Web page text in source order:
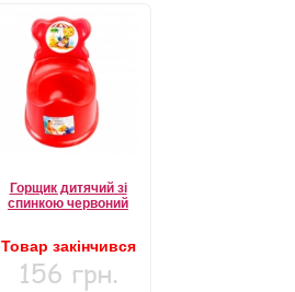
Горщик дитячий зі
спинкою червоний
Товар закінчився
156 грн.